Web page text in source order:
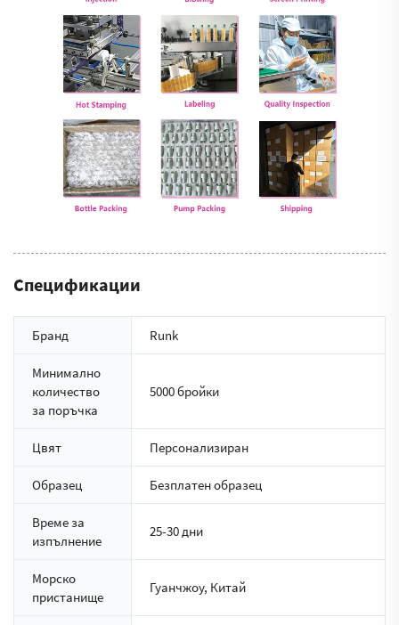
Спецификации
Бранд Runk
Минимално
количество
за поръчка
5000 бройки
Цвят Персонализиран
Образец Безплатен образец
Време за
изпълнение
25-30 дни
Морско
пристанище
Гуанчжоу, Китай